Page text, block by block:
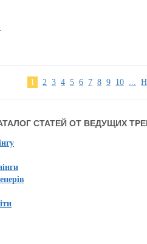
1 2 3 4 5 6 7 8 9 10 ...
СТАТЕЙ ОТ ВЕДУЩИХ